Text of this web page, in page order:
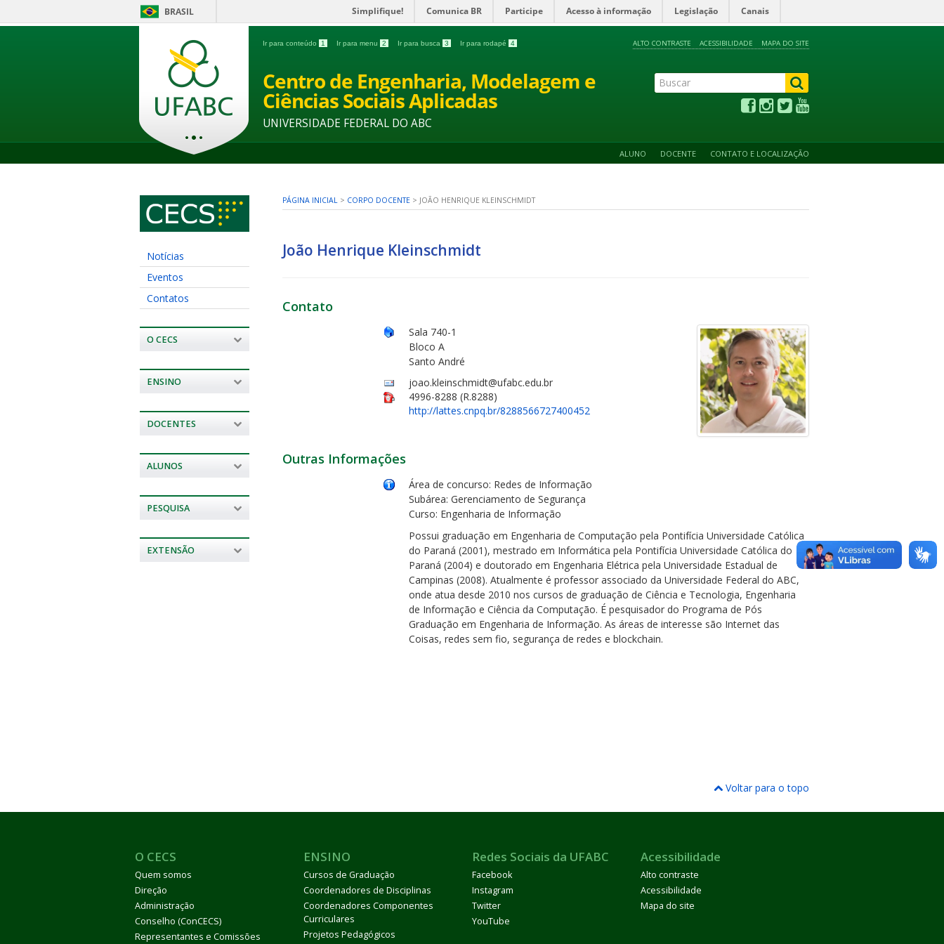
BRASIL Simplifique! Comunica BR Participe Acesso à informação Legislação Canais
Ir para conteúdo 1 Ir para menu 2 Ir para busca 3 Ir para rodapé 4 ALTO CONTRASTE ACESSIBILIDADE MAPA DO SITE
Centro de Engenharia, Modelagem e
Ciências Sociais Aplicadas
UNIVERSIDADE FEDERAL DO ABC
ALUNO DOCENTE CONTATO E LOCALIZAÇÃO
Notícias
Eventos
Contatos
O CECS
ENSINO
DOCENTES
ALUNOS
PESQUISA
EXTENSÃO
PÁGINA INICIAL > CORPO DOCENTE > JOÃO HENRIQUE KLEINSCHMIDT
João Henrique Kleinschmidt
Contato
Sala 740-1
Bloco A
Santo André
joao.kleinschmidt@ufabc.edu.br
4996-8288 (R.8288)
http://lattes.cnpq.br/8288566727400452
Outras Informações
Área de concurso: Redes de Informação
Subárea: Gerenciamento de Segurança
Curso: Engenharia de Informação
Possui graduação em Engenharia de Computação pela Pontifícia Universidade Católica
do Paraná (2001), mestrado em Informática pela Pontifícia Universidade Católica do
Paraná (2004) e doutorado em Engenharia Elétrica pela Universidade Estadual de
Campinas (2008). Atualmente é professor associado da Universidade Federal do ABC,
onde atua desde 2010 nos cursos de graduação de Ciência e Tecnologia, Engenharia
de Informação e Ciência da Computação. É pesquisador do Programa de Pós
Graduação em Engenharia de Informação. As áreas de interesse são Internet das
Coisas, redes sem fio, segurança de redes e blockchain.
Voltar para o topo
O CECS
Quem somos
Direção
Administração
Conselho (ConCECS)
Representantes e Comissões
ENSINO
Cursos de Graduação
Coordenadores de Disciplinas
Coordenadores Componentes
Curriculares
Projetos Pedagógicos
Redes Sociais da UFABC
Facebook
Instagram
Twitter
YouTube
Acessibilidade
Alto contraste
Acessibilidade
Mapa do site